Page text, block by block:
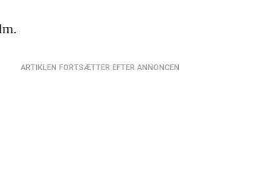
ARTIKLEN FORTSÆTTER EFTER ANNONCEN